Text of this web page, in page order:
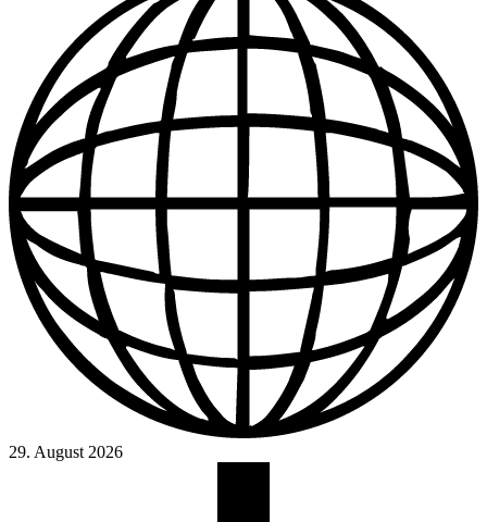
29. August 2026